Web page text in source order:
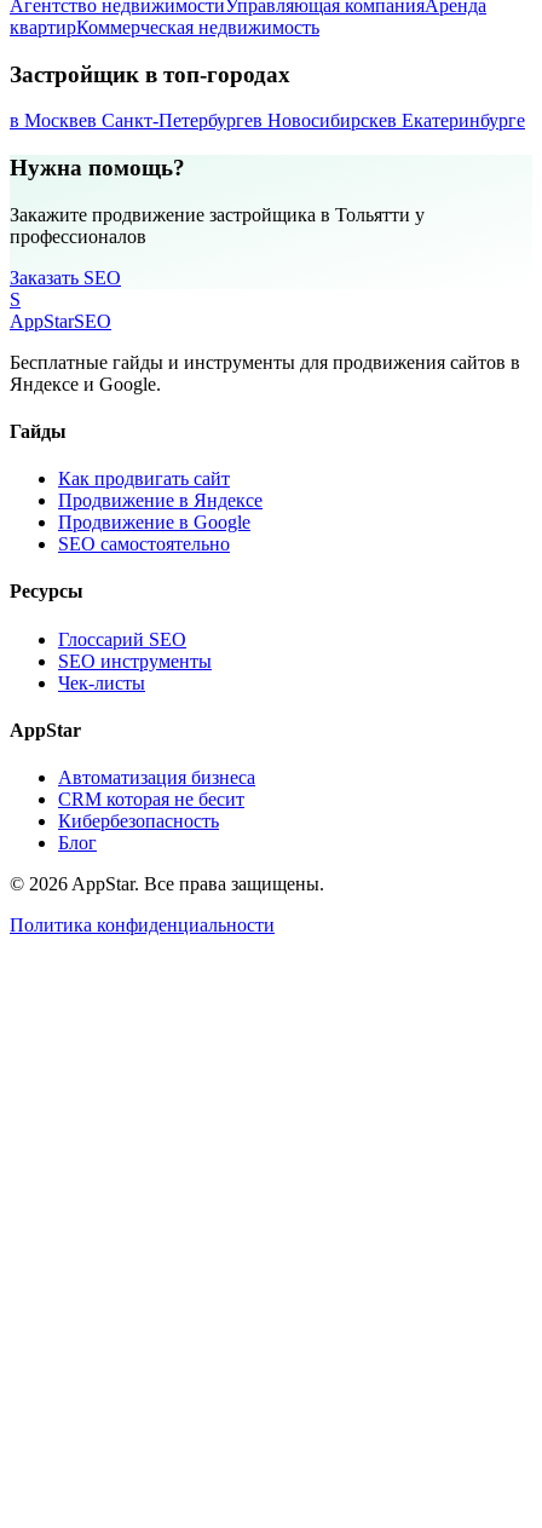
Агентство недвижимостиУправляющая компанияАренда
квартирКоммерческая недвижимость
Застройщик в топ-городах
в Москвев Санкт-Петербургев Новосибирскев Екатеринбурге
Нужна помощь?
Закажите продвижение застройщика в Тольятти у
профессионалов
Заказать SEO
S
AppStarSEO
Бесплатные гайды и инструменты для продвижения сайтов в
Яндексе и Google.
Гайды
Как продвигать сайт
Продвижение в Яндексе
Продвижение в Google
SEO самостоятельно
Ресурсы
Глоссарий SEO
SEO инструменты
Чек-листы
AppStar
Автоматизация бизнеса
CRM которая не бесит
Кибербезопасность
Блог
© 2026 AppStar. Все права защищены.
Политика конфиденциальности